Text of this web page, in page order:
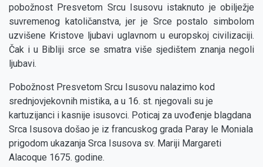
pobožnost Presvetom Srcu Isusovu istaknuto je obilježje
suvremenog katoličanstva, jer je Srce postalo simbolom
uzvišene Kristove ljubavi uglavnom u europskoj civilizaciji.
Čak i u Bibliji srce se smatra više sjedištem znanja negoli
ljubavi.
Pobožnost Presvetom Srcu Isusovu nalazimo kod
srednjovjekovnih mistika, a u 16. st. njegovali su je
kartuzijanci i kasnije isusovci. Poticaj za uvođenje blagdana
Srca Isusova došao je iz francuskog grada Paray le Moniala
prigodom ukazanja Srca Isusova sv. Mariji Margareti
Alacoque 1675. godine.